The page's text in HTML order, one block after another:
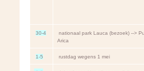
30-4
nationaal park Lauca (bezoek) -->
Arica
1-5 rustdag wegens 1 mei